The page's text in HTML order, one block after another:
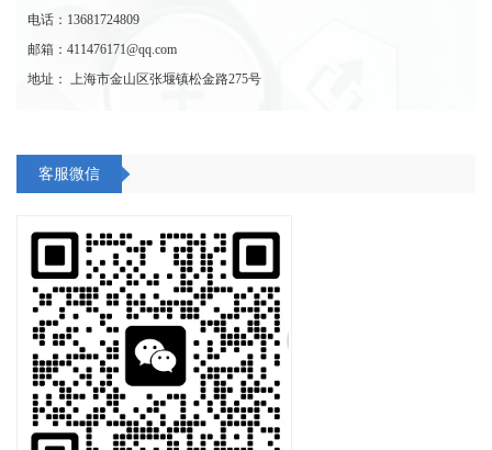
电话：13681724809
邮箱：411476171@qq.com
地址： 上海市金山区张堰镇松金路275号
客服微信